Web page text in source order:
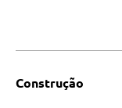
Construção